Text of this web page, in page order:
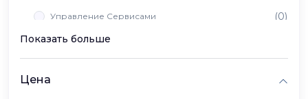
Управление Сервисами (0)
Вайб Кодинг
Показать больше
Цена